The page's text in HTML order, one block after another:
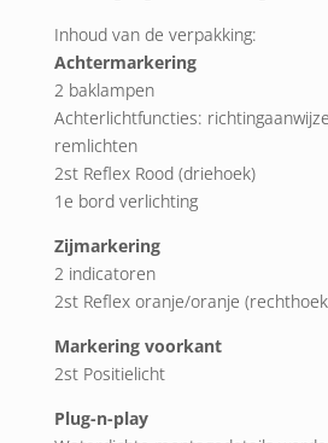
Inhoud van de verpakking:
Achtermarkering
2 baklampen
Achterlichtfuncties:
remlichten
2st Reflex Rood (driehoek)
1e bord verlichting
Zijmarkering
2 indicatoren
2st Reflex oranje/oranje
Markering voorkant
2st Positielicht
Plug-n-play